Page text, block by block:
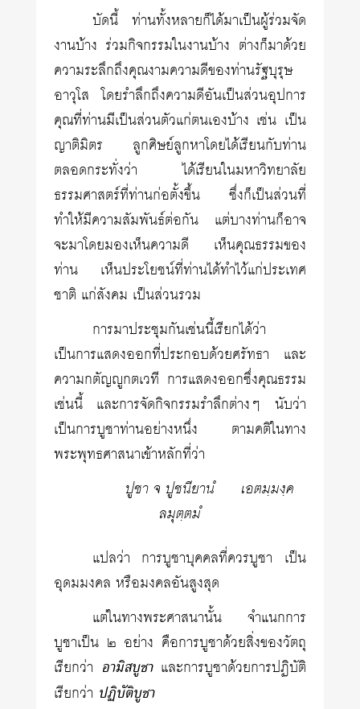
บัดนี้ ท่านทั้งหลายก็ได้มาเป็นผู้ร่วมจัด
งานบ้าง ร่วมกิจกรรมในงานบ้าง ต่างก็มาด้วย
ความระลึกถึงคุณงามความดีของท่านรัฐบุรุษ
อาวุโส โดยรำลึกถึงความดีอันเป็นส่วนอุปการ
คุณที่ท่านมีเป็นส่วนตัวแก่ตนเองบ้าง เช่น เป็น
ญาติมิตร ลูกศิษย์ลูกหาโดยได้เรียนกับท่าน
ตลอดกระทั่งว่า ได้เรียนในมหาวิทยาลัย
ธรรมศาสตร์ที่ท่านก่อตั้งขึ้น ซึ่งก็เป็นส่วนที่
ทำให้มีความสัมพันธ์ต่อกัน แต่บางท่านก็อาจ
จะมาโดยมองเห็นความดี เห็นคุณธรรมของ
ท่าน เห็นประโยชน์ที่ท่านได้ทำไว้แก่ประเทศ
ชาติ แก่สังคม เป็นส่วนรวม
การมาประชุมกันเช่นนี้เรียกได้ว่า
เป็นการแสดงออกที่ประกอบด้วยศรัทธา และ
ความกตัญญูกตเวที การแสดงออกซึ่งคุณธรรม
เช่นนี้ และการจัดกิจกรรมรำลึกต่างๆ นับว่า
เป็นการบูชาท่านอย่างหนึ่ง ตามคติในทาง
พระพุทธศาสนาเข้าหลักที่ว่า
ปูชา จ ปูชนียานํ
เอตมฺมงฺค
ลมุตฺตมํ
แปลว่า การบูชาบุคคลที่ควรบูชา เป็น
อุดมมงคล หรือมงคลอันสูงสุด
แต่ในทางพระศาสนานั้น จำแนกการ
บูชาเป็น ๒ อย่าง คือการบูชาด้วยสิ่งของวัตถุ
เรียกว่า อามิสบูชาและการบูชาด้วยการปฏิบัติ
เรียกว่า ปฏิบัติบูชา